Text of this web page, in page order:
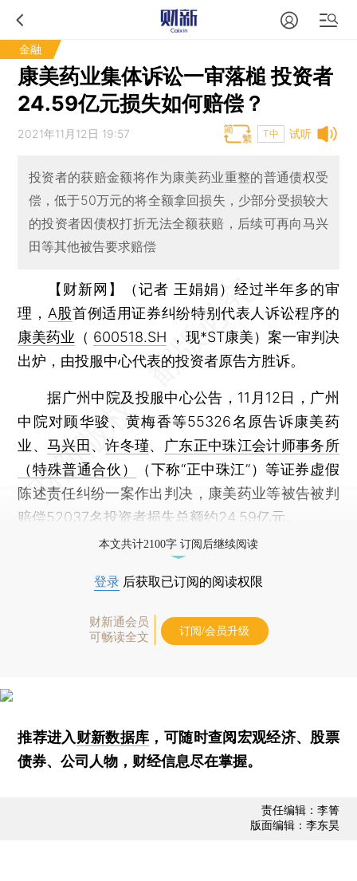
金融
康美药业集体诉讼一审落槌 投资者
24.59亿元损失如何赔偿？
试听
2021年11月12日 19:57 T中
投资者的获赔金额将作为康美药业重整的普通债权受
偿，低于50万元的将全额拿回损失，少部分受损较大
的投资者因债权打折无法全额获赔，后续可再向马兴
田等其他被告要求赔偿
【财新网】（记者 王娟娟） 经过半年多的审
理， A股首例适用证券纠纷特别代表人诉讼程序的
康美药业 （ 600518.SH ，现*ST康美）案一审判决
出炉，由投服中心代表的投资者原告方胜诉。
据广州中院及投服中心公告，11月12日，广州
中院对顾华骏、黄梅香等55326名原告诉康美药
业、马兴田 、许冬瑾、
广东正中珠江会计师事务所
（特殊普通合伙）
（下称“正中珠江”）等证券虚假
陈述责任纠纷一案作出判决，康美药业等被告被判
赔偿52037名投资者损失总额约24.59亿元。
本文共计2100字 订阅后继续阅读
登录 后获取已订阅的阅读权限
财新通会员
可畅读全文
订阅/会员升级
推荐进入财新数据库 ，可随时查阅宏观经济、股票
债券、公司人物，财经信息尽在掌握。
责任编辑：李箐
版面编辑：李东昊